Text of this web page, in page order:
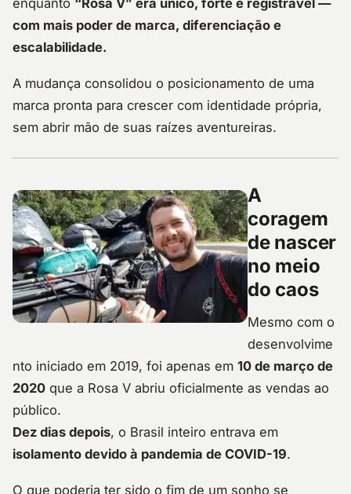
enquanto “Rosa V” era único, forte e registrável —
com mais poder de marca, diferenciação e
escalabilidade.
A mudança consolidou o posicionamento de uma
marca pronta para crescer com identidade própria,
sem abrir mão de suas raízes aventureiras.
A
coragem
de nascer
no meio
do caos
Mesmo com o
desenvolvime
nto iniciado em 2019, foi apenas em 10 de março de
2020 que a Rosa V abriu oficialmente as vendas ao
público.
Dez dias depois, o Brasil inteiro entrava em
isolamento devido à pandemia de COVID-19.
O que poderia ter sido o fim de um sonho se